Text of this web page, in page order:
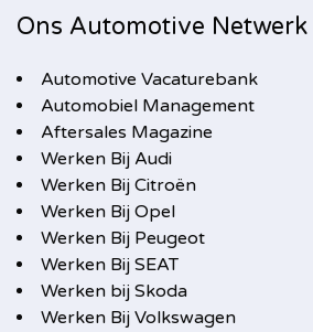
Ons Automotive Netwerk
Automotive Vacaturebank
Automobiel Management
Aftersales Magazine
Werken Bij Audi
Werken Bij Citroën
Werken Bij Opel
Werken Bij Peugeot
Werken Bij SEAT
Werken bij Skoda
Werken Bij Volkswagen